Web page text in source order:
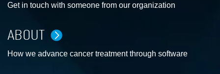
Get in touch with someone from our organization
ABOUT
How we advance cancer treatment through software